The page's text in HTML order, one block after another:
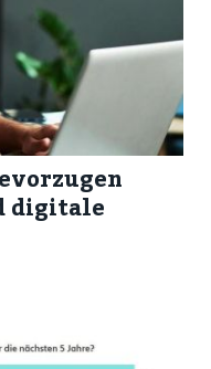
digitale